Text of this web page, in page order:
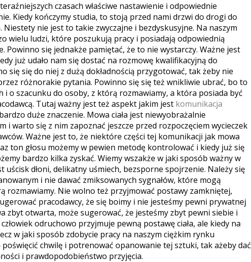
czasach właściwe nastawienie i odpowiednie
Kiedy kończymy studia, to stoją przed nami drzwi do drogi do
Niestety nie jest to takie zwyczajne i bezdyskusyjne. Na naszym
wielu ludzi, które poszukują pracy i posiadają odpowiednią
Powinno się jednakże pamiętać, że to nie wystarczy. Ważne jest
już udało nam się dostać na rozmowę kwalifikacyjną do
się się do niej z dużą dokładnością przygotować, tak żeby nie
różnorakie pytania. Powinno się się też wnikliwie ubrać, bo to
i o szacunku do osoby, z którą rozmawiamy, a która posiada być
Tutaj ważny jest też aspekt jakim jest komunikacja
duże znaczenie. Mowa ciała jest niewyobrażalnie
i warto się z nim zapoznać jeszcze przed rozpoczęciem wycieczek
Ważne jest to, że niektóre części tej komunikacji jak mowa
ton głosu możemy w pewien metodę kontrolować i kiedy już się
bardzo kilka zyskać. Wiemy wszakże w jaki sposób ważny w
uścisk dłoni, delikatny uśmiech, bezsporne spojrzenie. Należy się
i nie dawać zmiksowanych sygnałów, które mogą
rozmawiamy. Nie wolno też przyjmować postawy zamkniętej,
pracodawcy, że się boimy i nie jesteśmy pewni prywatnej
zbyt otwarta, może sugerować, że jesteśmy zbyt pewni siebie i
odruchowo przyjmuje pewną postawę ciała, ale kiedy na
w jaki sposób zdobycie pracy na naszym ciężkim rynku
chwilę i potrenować opanowanie tej sztuki, tak ażeby dać
i prawdopodobieństwo przyjęcia.